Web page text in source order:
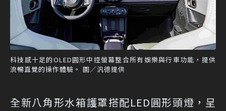
科技感十足的OLED圓形中控螢幕整合所有娛樂與行車功能，提供
流暢直覺的操作體驗。 圖／汎德提供
全新八角形水箱護罩搭配LED圓形頭燈，呈